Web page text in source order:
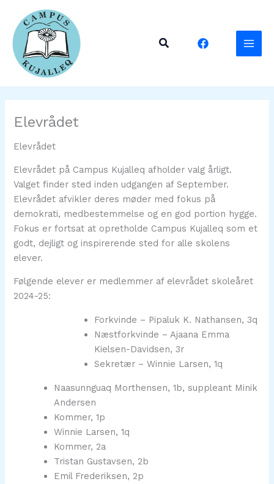
indholdet
Søg
Elevrådet
Elevrådet
Elevrådet på Campus Kujalleq afholder valg årligt.
Valget finder sted inden udgangen af September.
Elevrådet afvikler deres møder med fokus på
demokrati, medbestemmelse og en god portion hygge.
Fokus er fortsat at opretholde Campus Kujalleq som et
godt, dejligt og inspirerende sted for alle skolens
elever.
Følgende elever er medlemmer af elevrådet skoleåret
2024-25:
Forkvinde – Pipaluk K. Nathansen, 3q
Næstforkvinde – Ajaana Emma
Kielsen-Davidsen, 3r
Sekretær – Winnie Larsen, 1q
Naasunnguaq Morthensen, 1b, suppleant Minik
Andersen
Kommer, 1p
Winnie Larsen, 1q
Kommer, 2a
Tristan Gustavsen, 2b
Emil Frederiksen, 2p